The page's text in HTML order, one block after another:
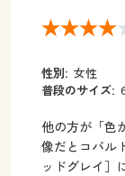
性別: 女性
普段のサイズ:
他の方が「色
像だとコバル
ッドグレイ］